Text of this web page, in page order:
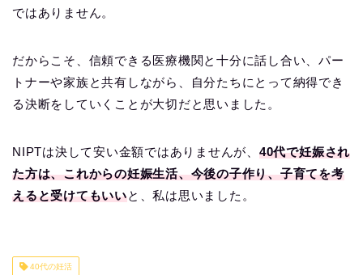
ではありません。
だからこそ、信頼できる医療機関と十分に話し合い、パー
トナーや家族と共有しながら、自分たちにとって納得でき
る決断をしていくことが大切だと思いました。
NIPTは決して安い金額ではありませんが、 40代で妊娠され
た方は、これからの妊娠生活、今後の子作り、子育てを考
えると受けてもいいと、私は思いました。
40代の妊活